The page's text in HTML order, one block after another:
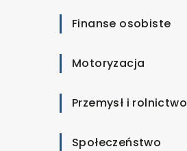
Finanse osobiste
Motoryzacja
Przemysł i rolnictwo
Społeczeństwo